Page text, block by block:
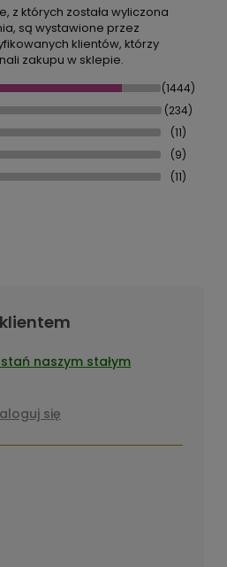
z których została wyliczona
są wystawione przez
klientów, którzy
zakupu w sklepie.
(1444)
(234)
(11)
(9)
(11)
naszym stałym
się